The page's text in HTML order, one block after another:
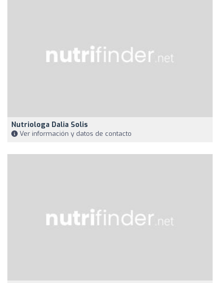
Nutriologa Dalia Solis
Ver información y datos de contacto